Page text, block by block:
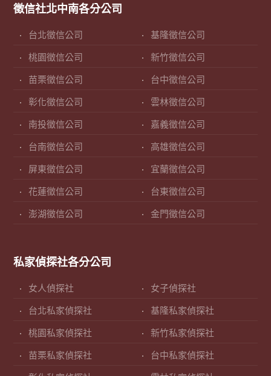
徵信社北中南各分公司
台北徵信公司 基隆徵信公司
桃園徵信公司 新竹徵信公司
苗栗徵信公司 台中徵信公司
彰化徵信公司 雲林徵信公司
南投徵信公司 嘉義徵信公司
台南徵信公司 高雄徵信公司
屏東徵信公司 宜蘭徵信公司
花蓮徵信公司 台東徵信公司
澎湖徵信公司 金門徵信公司
私家偵探社各分公司
女人偵探社 女子偵探社
台北私家偵探社 基隆私家偵探社
桃園私家偵探社 新竹私家偵探社
苗栗私家偵探社 台中私家偵探社